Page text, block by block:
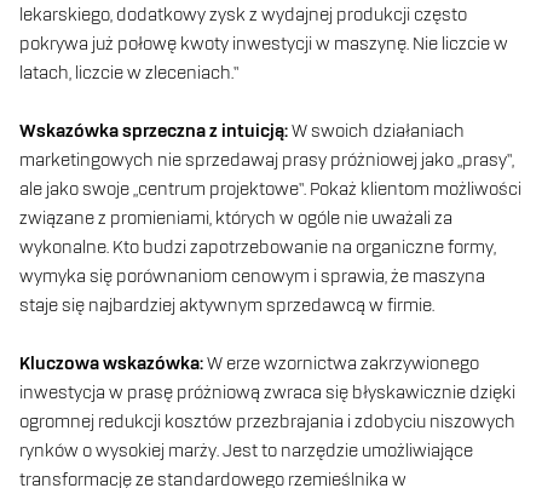
lekarskiego, dodatkowy zysk z wydajnej produkcji często
pokrywa już połowę kwoty inwestycji w maszynę. Nie liczcie w
latach, liczcie w zleceniach.”
Wskazówka sprzeczna z intuicją:W swoich działaniach
marketingowych nie sprzedawaj prasy próżniowej jako „prasy”,
ale jako swoje „centrum projektowe”. Pokaż klientom możliwości
związane z promieniami, których w ogóle nie uważali za
wykonalne. Kto budzi zapotrzebowanie na organiczne formy,
wymyka się porównaniom cenowym i sprawia, że maszyna
staje się najbardziej aktywnym sprzedawcą w firmie.
Kluczowa wskazówka:W erze wzornictwa zakrzywionego
inwestycja w prasę próżniową zwraca się błyskawicznie dzięki
ogromnej redukcji kosztów przezbrajania i zdobyciu niszowych
rynków o wysokiej marży. Jest to narzędzie umożliwiające
transformację ze standardowego rzemieślnika w